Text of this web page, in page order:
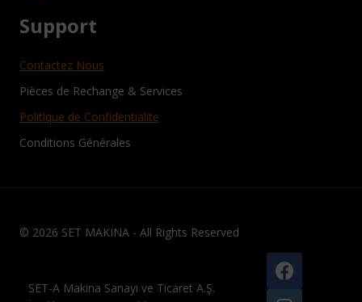
Support
Contactez Nous
Pièces de Rechange & Services
Politique de Confidentialite
Conditions Générales
© 2026 SET MAKINA - All Rights Reserved
SET-A Makina Sanayi ve Ticaret A.Ş.